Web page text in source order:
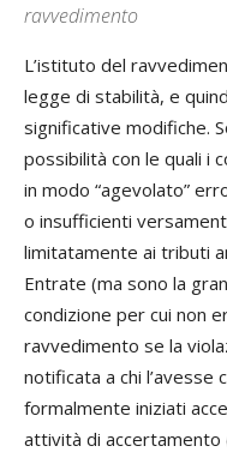
ravvedimento
L’istituto del
legge di stabilità, e
significative modifiche.
possibilità con le quali i
in modo “agevolato”
o insufficienti
limitatamente ai tributi
Entrate (ma sono la
condizione per cui non
ravvedimento se la
notificata a chi
formalmente iniziati
attività di accertamento